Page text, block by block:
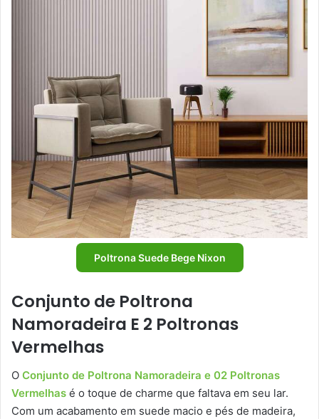
Poltrona Suede Bege Nixon
Conjunto de Poltrona
Namoradeira E 2 Poltronas
Vermelhas
O Conjunto de Poltrona Namoradeira e 02 Poltronas
Vermelhas é o toque de charme que faltava em seu lar.
Com um acabamento em suede macio e pés de madeira,